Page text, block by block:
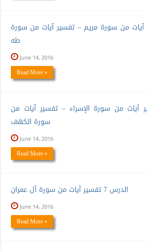
تفسير آيات من سورة مريم – تفسير آيات من سورة
طه
June 14, 2016
Read More »
تفسير آيات من سورة الإسراء – تفسير آيات من
سورة الكهف
June 14, 2016
Read More »
الدرس 7 تفسير آيات من سورة آل عمران
June 14, 2016
Read More »